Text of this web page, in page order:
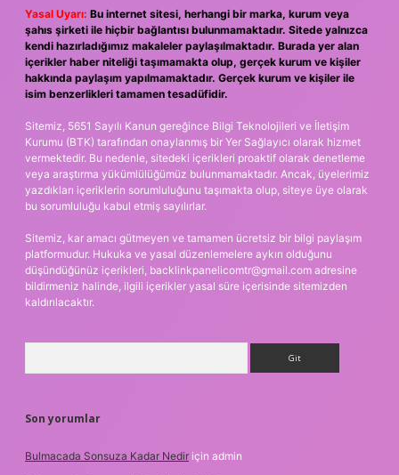
Yasal Uyarı: Bu internet sitesi, herhangi bir marka, kurum veya
şahıs şirketi ile hiçbir bağlantısı bulunmamaktadır. Sitede yalnızca
kendi hazırladığımız makaleler paylaşılmaktadır. Burada yer alan
içerikler haber niteliği taşımamakta olup, gerçek kurum ve kişiler
hakkında paylaşım yapılmamaktadır. Gerçek kurum ve kişiler ile
isim benzerlikleri tamamen tesadüfidir.
Sitemiz, 5651 Sayılı Kanun gereğince Bilgi Teknolojileri ve İletişim
Kurumu (BTK) tarafından onaylanmış bir Yer Sağlayıcı olarak hizmet
vermektedir. Bu nedenle, sitedeki içerikleri proaktif olarak denetleme
veya araştırma yükümlülüğümüz bulunmamaktadır. Ancak, üyelerimiz
yazdıkları içeriklerin sorumluluğunu taşımakta olup, siteye üye olarak
bu sorumluluğu kabul etmiş sayılırlar.
Sitemiz, kar amacı gütmeyen ve tamamen ücretsiz bir bilgi paylaşım
platformudur. Hukuka ve yasal düzenlemelere aykırı olduğunu
düşündüğünüz içerikleri, backlinkpanelicomtr@gmail.com adresine
bildirmeniz halinde, ilgili içerikler yasal süre içerisinde sitemizden
kaldırılacaktır.
Son yorumlar
Bulmacada Sonsuza Kadar Nedir için admin